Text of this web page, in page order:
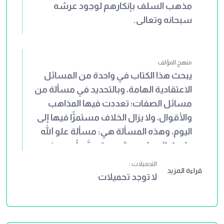
مذهب السلف بإنكارهم لوجود عرشه
سبحانه وتعالى.
منهج المؤلف
يبحث هذا الكتاب في واحدة من المسائل
الاعتقادية الهامة، وبالتحديد في مسألة من
مسائل الصفات؛ تعددت فيها المذاهب
والأقوال، ولا يزال الخلاف مستمرًّا فيها إلى
اليوم، وهذه المسألة هي: مسألة علو الله
واستوائه على عرشه. وقد بيَّن أبو جعفر
ابن أبي شيبة _رحمه الله_ في هذا الكتاب
منهج السلف ومعتقدهم في المسألة من
قراءة المزيد
التحميلات :
لا توجد تحميلات